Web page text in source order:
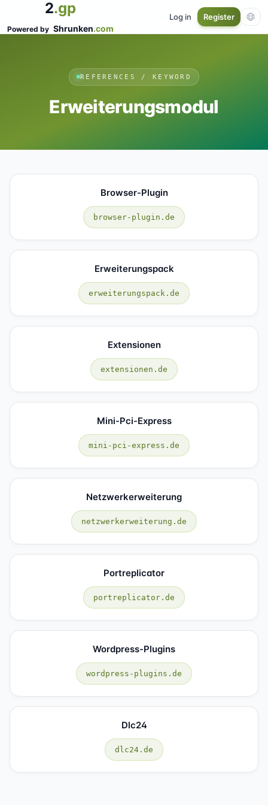
2.gp
Powered by Shrunken.com
Log in Register
REFERENCES / KEYWORD
Erweiterungsmodul
Browser-Plugin
browser-plugin.de
Erweiterungspack
erweiterungspack.de
Extensionen
extensionen.de
Mini-Pci-Express
mini-pci-express.de
Netzwerkerweiterung
netzwerkerweiterung.de
Portreplicator
portreplicator.de
Wordpress-Plugins
wordpress-plugins.de
Dlc24
dlc24.de